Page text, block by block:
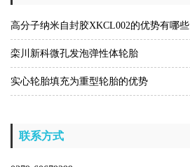
高分子纳米自封胶XKCL002的优势有哪些
栾川新科微孔发泡弹性体轮胎
实心轮胎填充为重型轮胎的优势
联系方式